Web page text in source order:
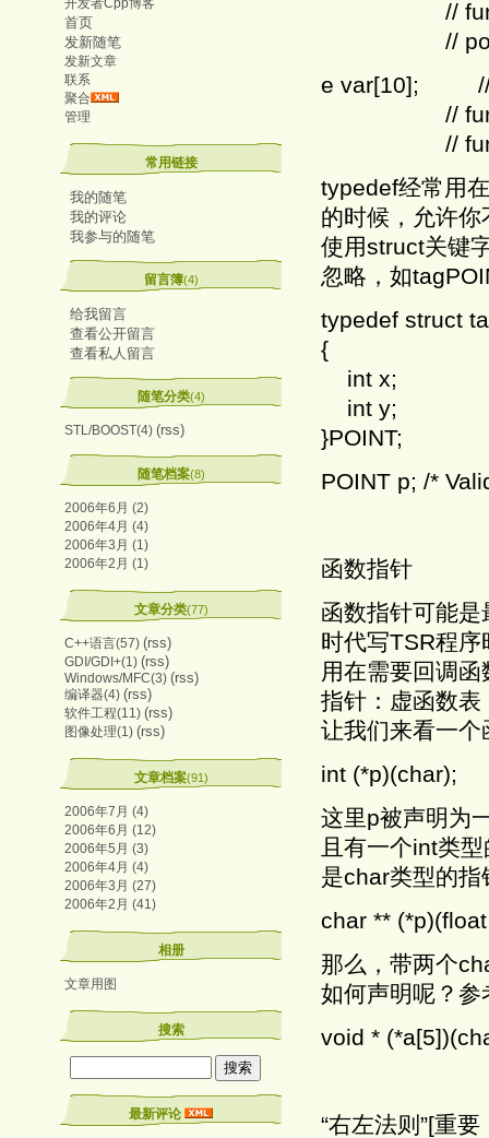
开发者Cpp博客
首页
发新随笔
发新文章
联系
聚合
管理
常用链接
我的随笔
我的评论
我参与的随笔
留言簿(4)
给我留言
查看公开留言
查看私人留言
随笔分类(4)
STL/BOOST(4) (rss)
随笔档案(8)
2006年6月 (2)
2006年4月 (4)
2006年3月 (1)
2006年2月 (1)
文章分类(77)
C++语言(57) (rss)
GDI/GDI+(1) (rss)
Windows/MFC(3) (rss)
编译器(4) (rss)
软件工程(11) (rss)
图像处理(1) (rss)
文章档案(91)
2006年7月 (4)
2006年6月 (12)
2006年5月 (3)
2006年4月 (4)
2006年3月 (27)
2006年2月 (41)
相册
文章用图
搜索
最新评论
//
// pointer
e var[10]; //
//
// functions
typedef经常用
的时候，允许
使用struct关键
忽略，如
typedef struct
{
int x;
int y;
}POINT;
POINT p; /*
函数指针
函数指针可能
时代写TSR程
用在需要回调
指针：虚函数
让我们来看一
int (*p)(char);
这里p被声明为
且有一个int类
是char类型的
char **
那么，带两个
如何声明呢？参
void *
“右左法则”[重